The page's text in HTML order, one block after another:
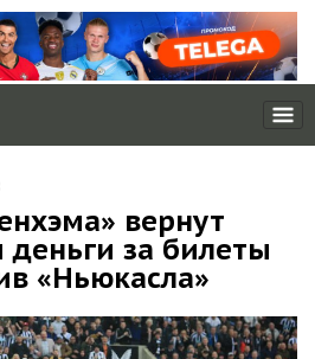
вернут
за билеты
«Ньюкасла»